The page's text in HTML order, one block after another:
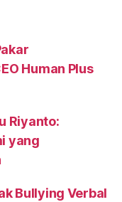
Human Plus
Riyanto:
yang
Bullying Verbal